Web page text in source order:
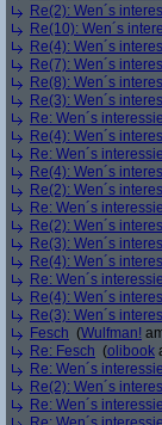
Re(2): Wen´s
Re(10): Wen´s
Re(4): Wen´s
Re(7): Wen´s
Re(8): Wen´s
Re(3): Wen´s
Re: Wen´s
Re(4): Wen´s
Re: Wen´s
Re(4): Wen´s
Re(2): Wen´s
Re: Wen´s
Re(2): Wen´s
Re(3): Wen´s
Re(4): Wen´s
Re: Wen´s
Re(4): Wen´s
Re(3): Wen´s
Fesch (Wulfman!
Re: Fesch (olibook
Re: Wen´s
Re(2): Wen´s
Re: Wen´s